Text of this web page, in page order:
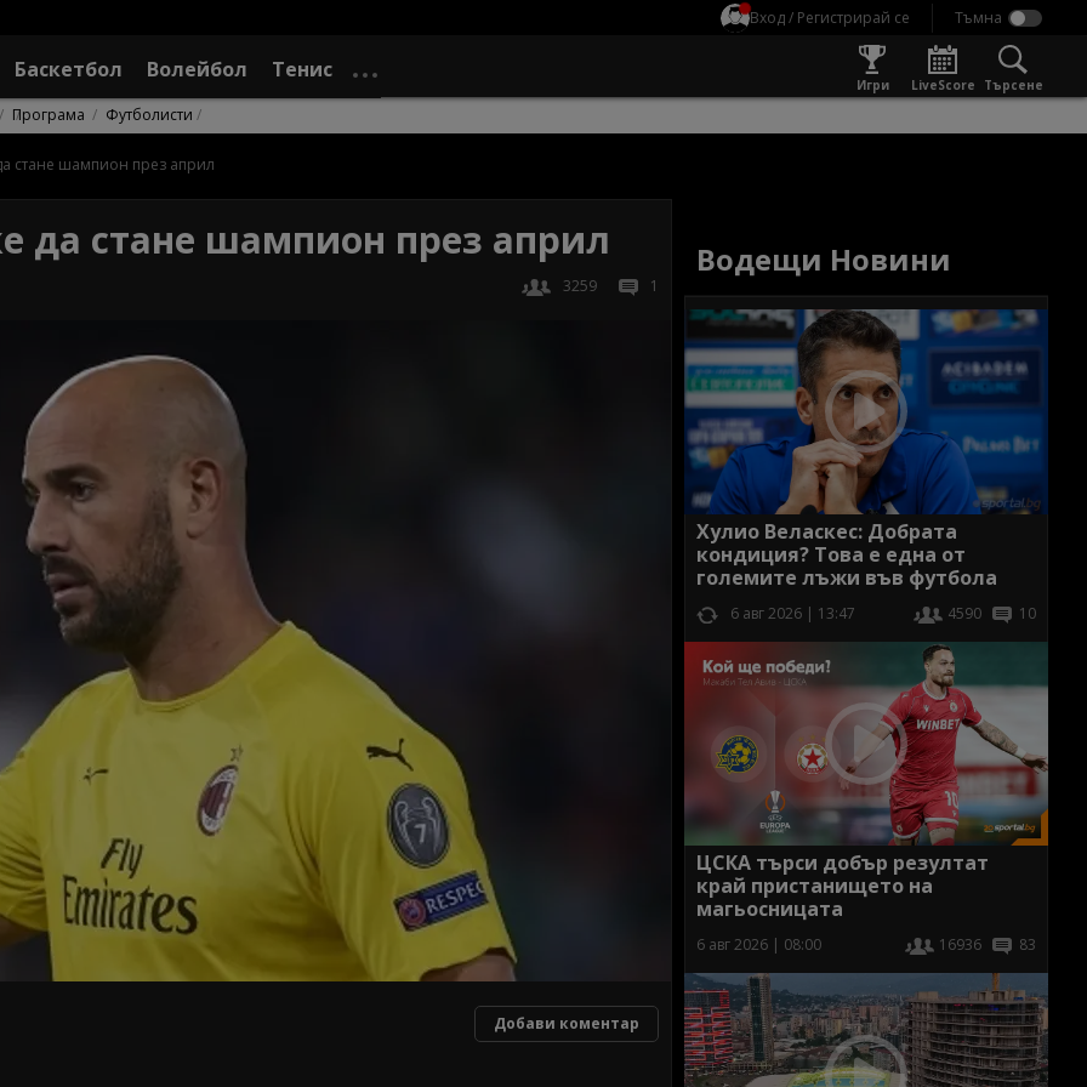
Вход / Регистрирай се
Баскетбол Волейбол Тенис
Игри LiveScore Търсене
Програма Футболисти
стане шампион през април
да стане шампион през април
3259 1
Добави коментар
Водещи Новини
Хулио Веласкес: Добрата
кондиция? Това е една от
големите лъжи във футбола
6 авг 2026 | 13:47 4590 10
ЦСКА търси добър резултат
край пристанището на
магьосницата
6 авг 2026 | 08:00 16936 83